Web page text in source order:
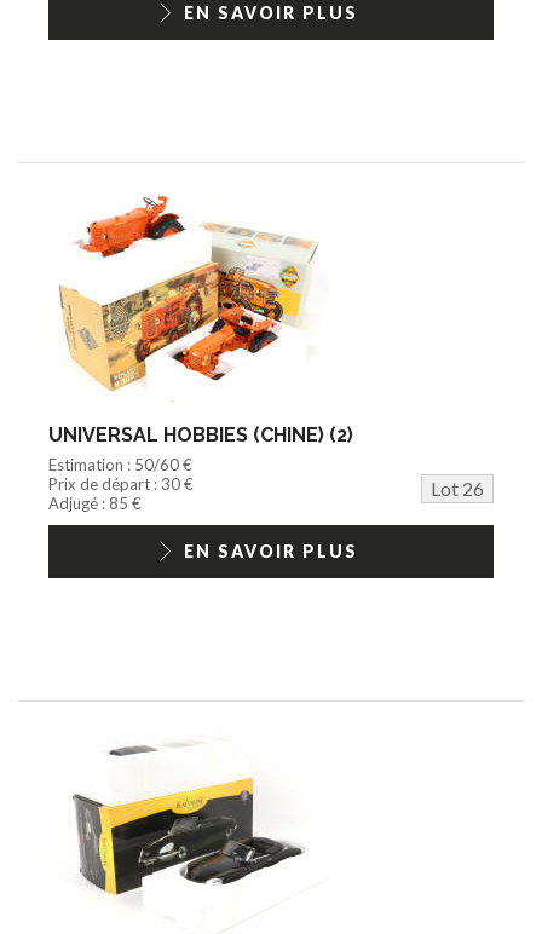
EN SAVOIR PLUS
UNIVERSAL HOBBIES (CHINE) (2)
Estimation : 50/60 €
Prix de départ : 30 €
Lot 26
Adjugé : 85 €
EN SAVOIR PLUS